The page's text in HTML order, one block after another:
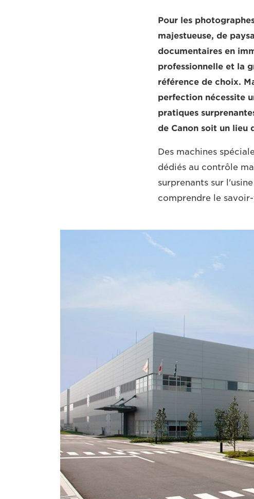
Pour les
majestueuse, de
documentaires en
professionnelle et la
référence de choix.
perfection nécessite
pratiques
de Canon soit un lieu
Des machines
dédiés au contrôle
surprenants sur
comprendre le